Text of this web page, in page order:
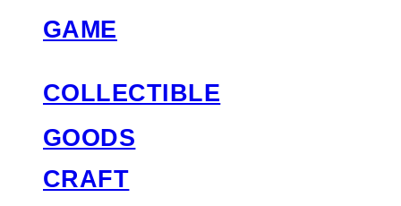
GAME
COLLECTIBLE
GOODS
CRAFT